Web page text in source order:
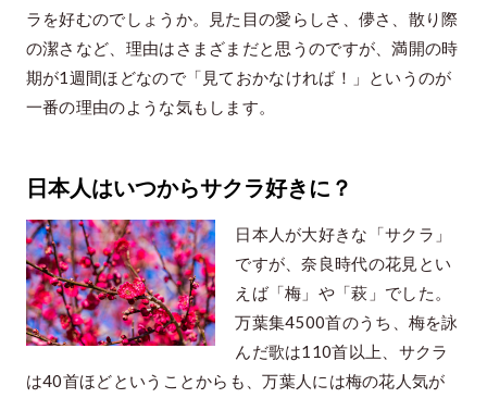
ラを好むのでしょうか。見た目の愛らしさ、儚さ、散り際
の潔さなど、理由はさまざまだと思うのですが、満開の時
期が1週間ほどなので「見ておかなければ！」というのが
一番の理由のような気もします。
日本人はいつからサクラ好きに？
日本人が大好きな「サクラ」
ですが、奈良時代の花見とい
えば「梅」や「萩」でした。
万葉集4500首のうち、梅を詠
んだ歌は110首以上、サクラ
は40首ほどということからも、万葉人には梅の花人気が